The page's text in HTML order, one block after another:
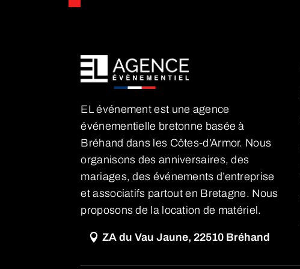
EL événement est une agence
événementielle bretonne basée à
Bréhand dans les Côtes-d’Armor. Nous
organisons des anniversaires, des
mariages, des événements d’entreprise
et associatifs partout en Bretagne. Nous
proposons de la location de matériel.
ZA du Vau Jaune, 22510 Bréhand